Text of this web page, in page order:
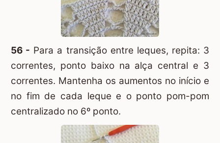
56 - Para a transição entre leques, repita: 3
correntes, ponto baixo na alça central e 3
correntes. Mantenha os aumentos no início e
no fim de cada leque e o ponto pom-pom
centralizado no 6º ponto.